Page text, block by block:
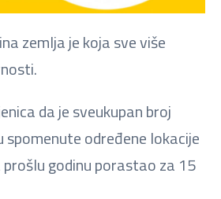
zemlja je koja sve više
da je sveukupan broj
spomenute određene lokacije
prošlu godinu porastao za 15